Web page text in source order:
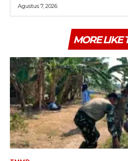
Agustus 7, 2026
MORE LIKE